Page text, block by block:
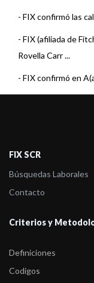
- FIX confirmó las
- FIX (afiliada de
Rovella Carr ...
- FIX confirmó en
de Rovella ...
FIX SCR
Búsquedas Laborales
Contacto
Criterios y
Definiciones
Codigos